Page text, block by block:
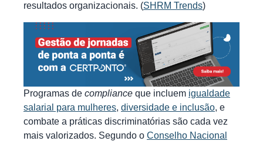
resultados organizacionais. (SHRM Trends)
Programas de compliance que incluem igualdade
salarial para mulheres, diversidade e inclusão, e
combate a práticas discriminatórias são cada vez
mais valorizados. Segundo o Conselho Nacional